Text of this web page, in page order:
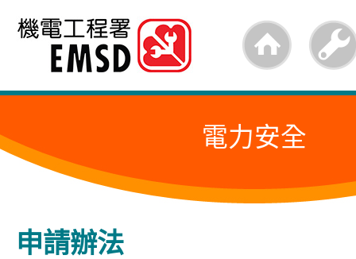
跳
內
的
始
電力安全
申請辦法